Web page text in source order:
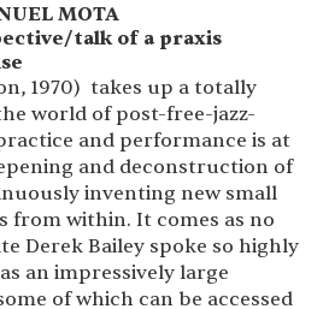
MOTA
talk of a praxis
1970) takes up a totally
world of post-free-jazz-
and performance is at
and deconstruction of
inventing new small
from within. It comes as no
Derek Bailey spoke so highly
an impressively large
of which can be accessed